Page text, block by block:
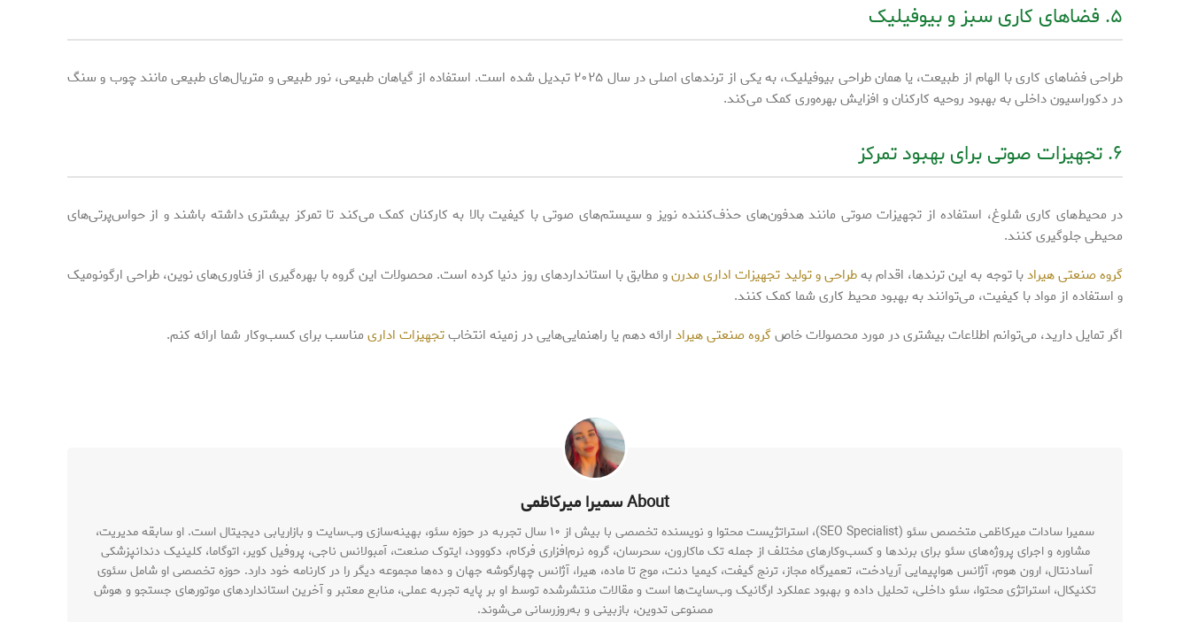
۵. فضاهای کاری سبز و بیوفیلیک
طراحی فضاهای کاری با الهام از طبیعت، یا همان طراحی بیوفیلیک، به یکی از ترندهای اصلی در سال ۲۰۲۵ تبدیل شده است. استفاده از گیاهان طبیعی، نور طبیعی و متریال‌های طبیعی مانند چوب و سنگ
در دکوراسیون داخلی به بهبود روحیه کارکنان و افزایش بهره‌وری کمک می‌کند.
۶. تجهیزات صوتی برای بهبود تمرکز
در محیط‌های کاری شلوغ، استفاده از تجهیزات صوتی مانند هدفون‌های حذف‌کننده نویز و سیستم‌های صوتی با کیفیت بالا به کارکنان کمک می‌کند تا تمرکز بیشتری داشته باشند و از حواس‌پرتی‌های
محیطی جلوگیری کنند.
گروه صنعتی هیرادبا توجه به این ترندها، اقدام بهطراحی و تولید تجهیزات اداری مدرنو مطابق با استانداردهای روز دنیا کرده است. محصولات این گروه با بهره‌گیری از فناوری‌های نوین، طراحی ارگونومیک
و استفاده از مواد با کیفیت، می‌توانند به بهبود محیط کاری شما کمک کنند.
اگر تمایل دارید، می‌توانم اطلاعات بیشتری در مورد محصولات خاص گروه صنعتی هیراد ارائه دهم یا راهنمایی‌هایی در زمینه انتخابتجهیزات اداری مناسب برای کسب‌وکار شما ارائه کنم.
About سمیرا میرکاظمی
سمیرا سادات میرکاظمی متخصص سئو (SEO Specialist)، استراتژیست محتوا و نویسنده تخصصی با بیش از ۱۰ سال تجربه در حوزه سئو، بهینه‌سازی وب‌سایت و بازاریابی دیجیتال است. او سابقه مدیریت،
مشاوره و اجرای پروژه‌های سئو برای برندها و کسب‌وکارهای مختلف از جمله تک ماکارون، سحرسان، گروه نرم‌افزاری فرکام، دکووود، ایتوک صنعت، آمبولانس ناجی، پروفیل کویر، اتوگاما، کلینیک دندانپزشکی
آسادنتال، ارون هوم، آژانس هواپیمایی آریادخت، تعمیرگاه مجاز، ترنج گیفت، کیمیا دنت، موج تا ماده، هیرا، آژانس چهارگوشه جهان و ده‌ها مجموعه دیگر را در کارنامه خود دارد. حوزه تخصصی او شامل سئوی
تکنیکال، استراتژی محتوا، سئو داخلی، تحلیل داده و بهبود عملکرد ارگانیک وب‌سایت‌ها است و مقالات منتشرشده توسط او بر پایه تجربه عملی، منابع معتبر و آخرین استانداردهای موتورهای جستجو و هوش
مصنوعی تدوین، بازبینی و به‌روزرسانی می‌شوند.